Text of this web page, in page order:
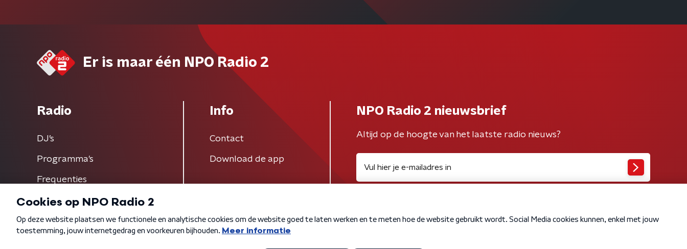
Er is maar één NPO Radio 2
Radio
DJ’s
Programma's
Frequenties
Info
Contact
Download de app
NPO Radio 2 nieuwsbrief
Altijd op de hoogte van het laatste radio nieuws?
Algemene voorwaarden Privacybeleid